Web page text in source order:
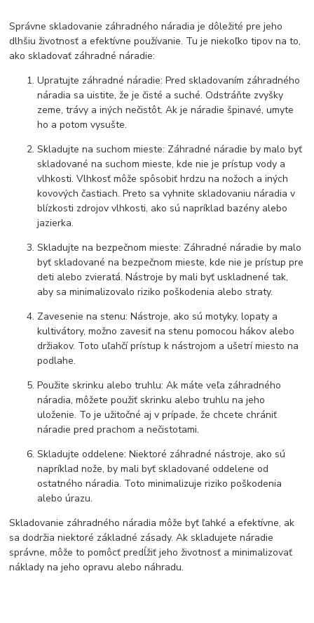
Správne skladovanie záhradného náradia je dôležité pre jeho
dlhšiu životnosť a efektívne používanie. Tu je niekoľko tipov na to,
ako skladovať záhradné náradie:
Upratujte záhradné náradie: Pred skladovaním záhradného
náradia sa uistite, že je čisté a suché. Odstráňte zvyšky
zeme, trávy a iných nečistôt. Ak je náradie špinavé, umyte
ho a potom vysušte.
Skladujte na suchom mieste: Záhradné náradie by malo byť
skladované na suchom mieste, kde nie je prístup vody a
vlhkosti. Vlhkosť môže spôsobiť hrdzu na nožoch a iných
kovových častiach. Preto sa vyhnite skladovaniu náradia v
blízkosti zdrojov vlhkosti, ako sú napríklad bazény alebo
jazierka.
Skladujte na bezpečnom mieste: Záhradné náradie by malo
byť skladované na bezpečnom mieste, kde nie je prístup pre
deti alebo zvieratá. Nástroje by mali byť uskladnené tak,
aby sa minimalizovalo riziko poškodenia alebo straty.
Zavesenie na stenu: Nástroje, ako sú motyky, lopaty a
kultivátory, možno zavesiť na stenu pomocou hákov alebo
držiakov. Toto uľahčí prístup k nástrojom a ušetrí miesto na
podlahe.
Použite skrinku alebo truhlu: Ak máte veľa záhradného
náradia, môžete použiť skrinku alebo truhlu na jeho
uloženie. To je užitočné aj v prípade, že chcete chrániť
náradie pred prachom a nečistotami.
Skladujte oddelene: Niektoré záhradné nástroje, ako sú
napríklad nože, by mali byť skladované oddelene od
ostatného náradia. Toto minimalizuje riziko poškodenia
alebo úrazu.
Skladovanie záhradného náradia môže byť ľahké a efektívne, ak
sa dodržia niektoré základné zásady. Ak skladujete náradie
správne, môže to pomôcť predĺžiť jeho životnosť a minimalizovať
náklady na jeho opravu alebo náhradu.